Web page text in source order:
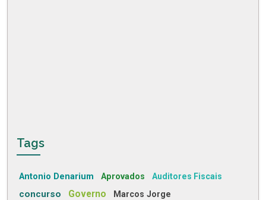
Tags
Antonio Denarium Aprovados Auditores Fiscais
concurso Governo Marcos Jorge